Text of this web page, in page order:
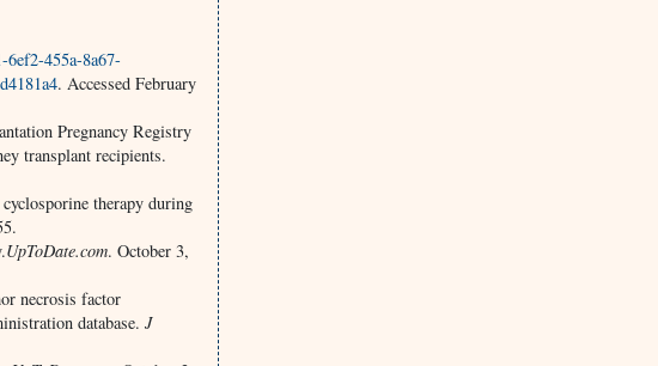
455a-8a67-
. Accessed February
Pregnancy Registry
transplant recipients.
therapy during
UpToDate.com. October 3,
necrosis factor
database.J